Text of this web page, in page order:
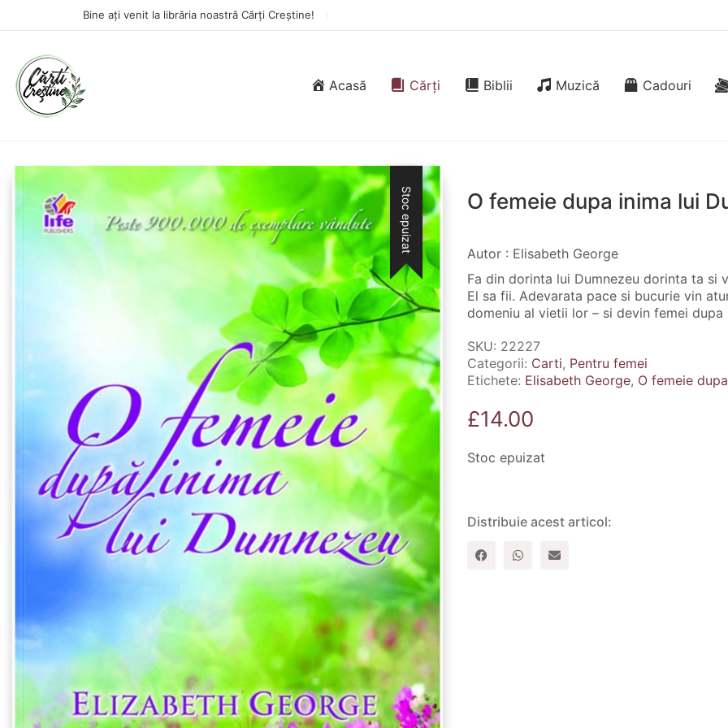
Bine ați venit la librăria noastră Cărți Creștine!
Acasă Cărți Biblii Muzică Cadouri
Stoc epuizat O femeie dupa inima lui
Autor : Elisabeth George
Fa din dorinta lui Dumnezeu dorinta ta si
El sa fii. Adevarata pace si bucurie vin
domeniu al vietii lor – si devin femei dupa
SKU: 22227
Categorii: Carti, Pentru femei
Etichete: Elisabeth George, O femeie
£14.00
Stoc epuizat
Distribuie acest articol: